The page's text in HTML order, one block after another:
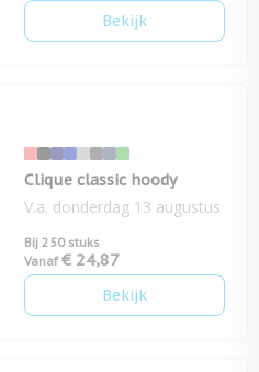
Bekijk
Clique classic hoody
V.a. donderdag 13 augustus
Bij 250 stuks
Vanaf € 24,87
Bekijk